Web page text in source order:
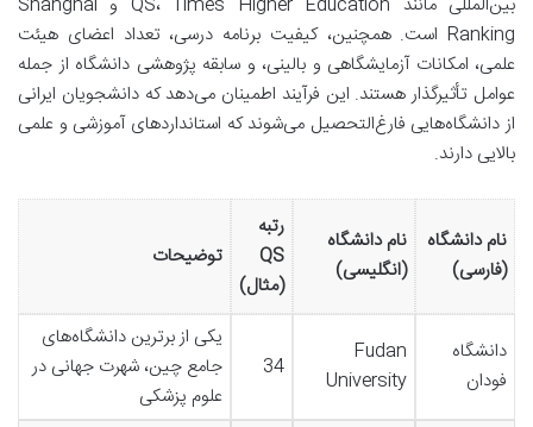
Ranking است. همچنین، کیفیت برنامه درسی، تعداد اعضای هیئت
علمی، امکانات آزمایشگاهی و بالینی، و سابقه پژوهشی دانشگاه از جمله
عوامل تأثیرگذار هستند. این فرآیند اطمینان می‌دهد که دانشجویان ایرانی
از دانشگاه‌هایی فارغ‌التحصیل می‌شوند که استانداردهای آموزشی و علمی
بالایی دارند.
نام دانشگاه
(فارسی)
نام دانشگاه
(انگلیسی)
رتبه
QS
(مثال)
توضیحات
دانشگاه
فودان
Fudan
University
34
یکی از برترین دانشگاه‌های
جامع چین، شهرت جهانی در
علوم پزشکی